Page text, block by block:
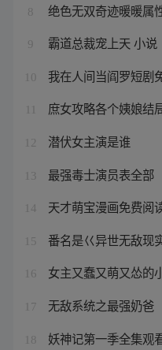
8 绝色无双奇迹暖暖属
9 霸道总裁宠上天 小说
10 我在人间当阎罗短剧
庶女攻略各个姨娘结
12 潜伏女主演是谁
13 最强毒士演员表全部
14 天才萌宝漫画免费阅
15 番名是巜异世无敌现
16 女主又蠢又萌又怂的
17 无敌系统之最强奶爸
18 妖神记第一季全集观